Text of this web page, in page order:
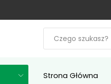
Strona Główna